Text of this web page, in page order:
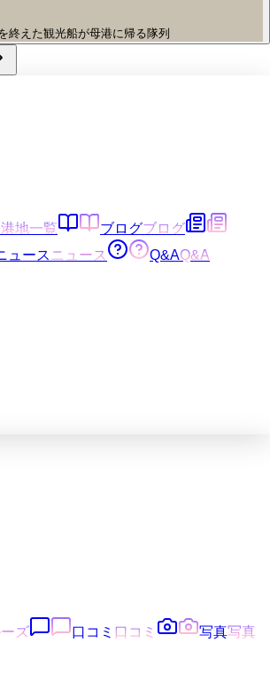
終えた観光船が母港に帰る隊列
地一覧 ブログブログ
ュース ニュース Q&AQ&A
ズ 口コミ 口コミ 写真写真